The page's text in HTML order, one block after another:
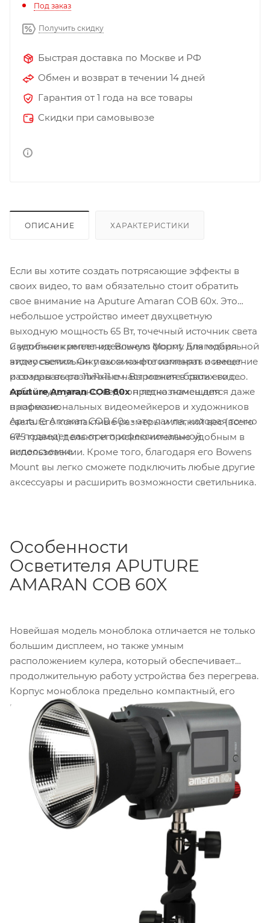
Под заказ
Получить скидку
Быстрая доставка по Москве и РФ
Обмен и возврат в течении 14 дней
Гарантия от 1 года на все товары
Скидки при самовывозе
ОПИСАНИЕ ХАРАКТЕРИСТИКИ
Если вы хотите создать потрясающие эффекты в
своих видео, то вам обязательно стоит обратить
свое внимание на Aputure Amaran COB 60x. Это
небольшое устройство имеет двухцветную
выходную мощность 65 Вт, точечный источник света
и удобное крепление Bowens Mount. Благодаря
этому светильнику вы сможете изменять освещение
и создавать различные настроения в своих видео.
Aputure Amaran COB 60xпредназначен для
профессиональных видеомейкеров и художников
света. Его компактные размеры и легкий вес (всего
675 грамм) делают его исключительно удобным в
использовании. Кроме того, благодаря его Bowens
Mount вы легко сможете подключить любые другие
аксессуары и расширить возможности светильника.
Светильник имеет идеальную форму для мобильной
видеосъемки. Он похож на фотоаппарат и имеет
размеры всего 11х11х11 см. Вы можете брать его с
собой куда угодно, ведь он легко помещается даже
в кармане.
Aputure Amaran COB 60x - это лампа, которая точно
не подведет вас при профессиональной
видеосъемке.
Особенности
Осветителя APUTURE
AMARAN COB 60X
Новейшая модель моноблока отличается не только
большим дисплеем, но также умным
расположением кулера, который обеспечивает
продолжительную работу устройства без перегрева.
Корпус моноблока предельно компактный, его
габариты составляют всего 4х4х4 дюйма, а вес не
превышает 700 граммов. Стандартное крепление
1/4" будет служить отличным помощником при
установке на штатив или кронштейн. Благодаря
новейшим фишкам, вы сможете создавать
потрясающие эффекты и улучшать качество ваших
видео без заметных усилий.